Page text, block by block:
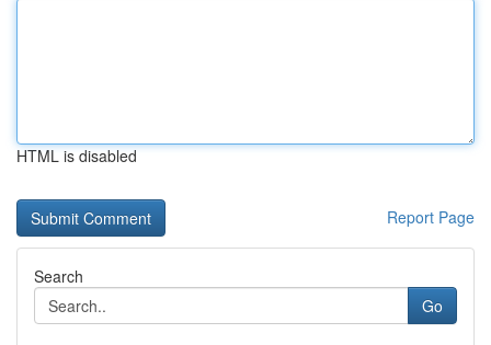
HTML is disabled
Report Page
Search
Go